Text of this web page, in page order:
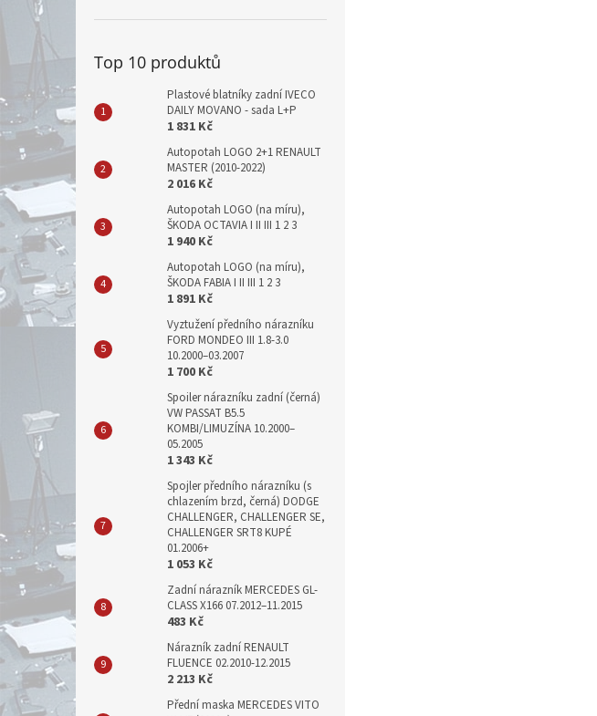
Top 10 produktů
Plastové blatníky zadní IVECO
DAILY MOVANO - sada L+P
1 831 Kč
Autopotah LOGO 2+1 RENAULT
MASTER (2010-2022)
2 016 Kč
Autopotah LOGO (na míru),
ŠKODA OCTAVIA I II III 1 2 3
1 940 Kč
Autopotah LOGO (na míru),
ŠKODA FABIA I II III 1 2 3
1 891 Kč
Vyztužení předního nárazníku
FORD MONDEO III 1.8-3.0
10.2000–03.2007
1 700 Kč
Spoiler nárazníku zadní (černá)
VW PASSAT B5.5
KOMBI/LIMUZÍNA 10.2000–
05.2005
1 343 Kč
Spojler předního nárazníku (s
chlazením brzd, černá) DODGE
CHALLENGER, CHALLENGER SE,
CHALLENGER SRT8 KUPÉ
01.2006+
1 053 Kč
Zadní nárazník MERCEDES GL-
CLASS X166 07.2012–11.2015
483 Kč
Nárazník zadní RENAULT
FLUENCE 02.2010-12.2015
2 213 Kč
Přední maska MERCEDES VITO